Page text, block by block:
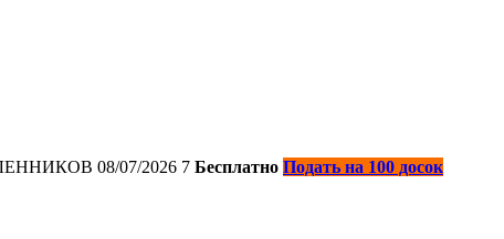
08/07/2026 7 Бесплатно Подать на 100 досок